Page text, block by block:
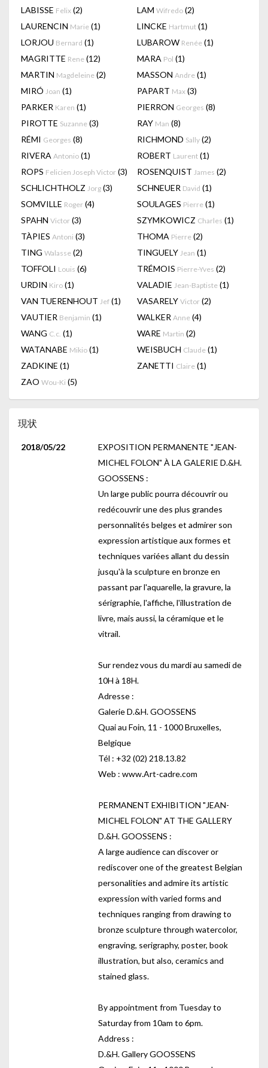
LABISSE Felix (2) LAM Wifredo (2)
LAURENCIN Marie (1) LINCKE Hartmut (1)
LORJOU Bernard (1) LUBAROW Renée (1)
MAGRITTE Rene (12) MARA Pol (1)
MARTIN Magdeleine (2) MASSON Andre (1)
MIRÓ Joan (1) PAPART Max (3)
PARKER Karen (1) PIERRON Georges (8)
PIROTTE Suzanne (3) RAY Man (8)
RÉMI Georges (8) RICHMOND Sally (2)
RIVERA Antonio (1) ROBERT Laurent (1)
ROPS Felicien Joseph Victor (3) ROSENQUIST James (2)
SCHLICHTHOLZ Jorg (3) SCHNEUER David (1)
SOMVILLE Roger (4) SOULAGES Pierre (1)
SPAHN Victor (3) SZYMKOWICZ Charles (1)
TÀPIES Antoni (3) THOMA Pierre (2)
TING Walasse (2) TINGUELY Jean (1)
TOFFOLI Louis (6) TRÉMOIS Pierre-Yves (2)
URDIN Kiro (1) VALADIE Jean-Baptiste (1)
VAN TUERENHOUT Jef (1) VASARELY Victor (2)
VAUTIER Benjamin (1) WALKER Anne (4)
WANG C.c. (1) WARE Martin (2)
WATANABE Mikio (1) WEISBUCH Claude (1)
ZADKINE (1) ZANETTI Claire (1)
ZAO Wou-Ki (5)
現状
2018/05/22
EXPOSITION PERMANENTE "JEAN-
MICHEL FOLON" À LA GALERIE D.&H.
GOOSSENS :
Un large public pourra découvrir ou
redécouvrir une des plus grandes
personnalités belges et admirer son
expression artistique aux formes et
techniques variées allant du dessin
jusqu'à la sculpture en bronze en
passant par l'aquarelle, la gravure, la
sérigraphie, l'affiche, l'illustration de
livre, mais aussi, la céramique et le
vitrail.
Sur rendez vous du mardi au samedi de
10H à 18H.
Adresse :
Galerie D.&H. GOOSSENS
Quai au Foin, 11 - 1000 Bruxelles,
Belgique
Tél : +32 (02) 218.13.82
Web : www.Art-cadre.com
PERMANENT EXHIBITION "JEAN-
MICHEL FOLON" AT THE GALLERY
D.&H. GOOSSENS :
A large audience can discover or
rediscover one of the greatest Belgian
personalities and admire its artistic
expression with varied forms and
techniques ranging from drawing to
bronze sculpture through watercolor,
engraving, serigraphy, poster, book
illustration, but also, ceramics and
stained glass.
By appointment from Tuesday to
Saturday from 10am to 6pm.
Address :
D.&H. Gallery GOOSSENS